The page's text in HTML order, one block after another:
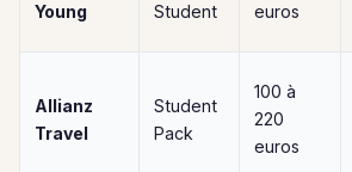
Young
Student
euros
Allianz
Travel
Student
Pack
100 à
220
euros